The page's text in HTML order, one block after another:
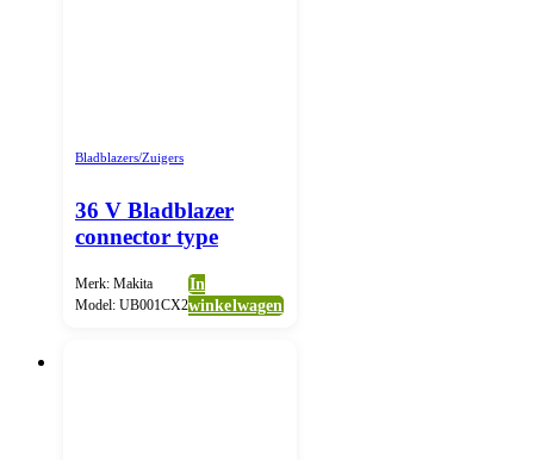
Bladblazers/Zuigers
36 V Bladblazer
connector type
Merk: Makita
Model: UB001CX2
In
winkelwagen